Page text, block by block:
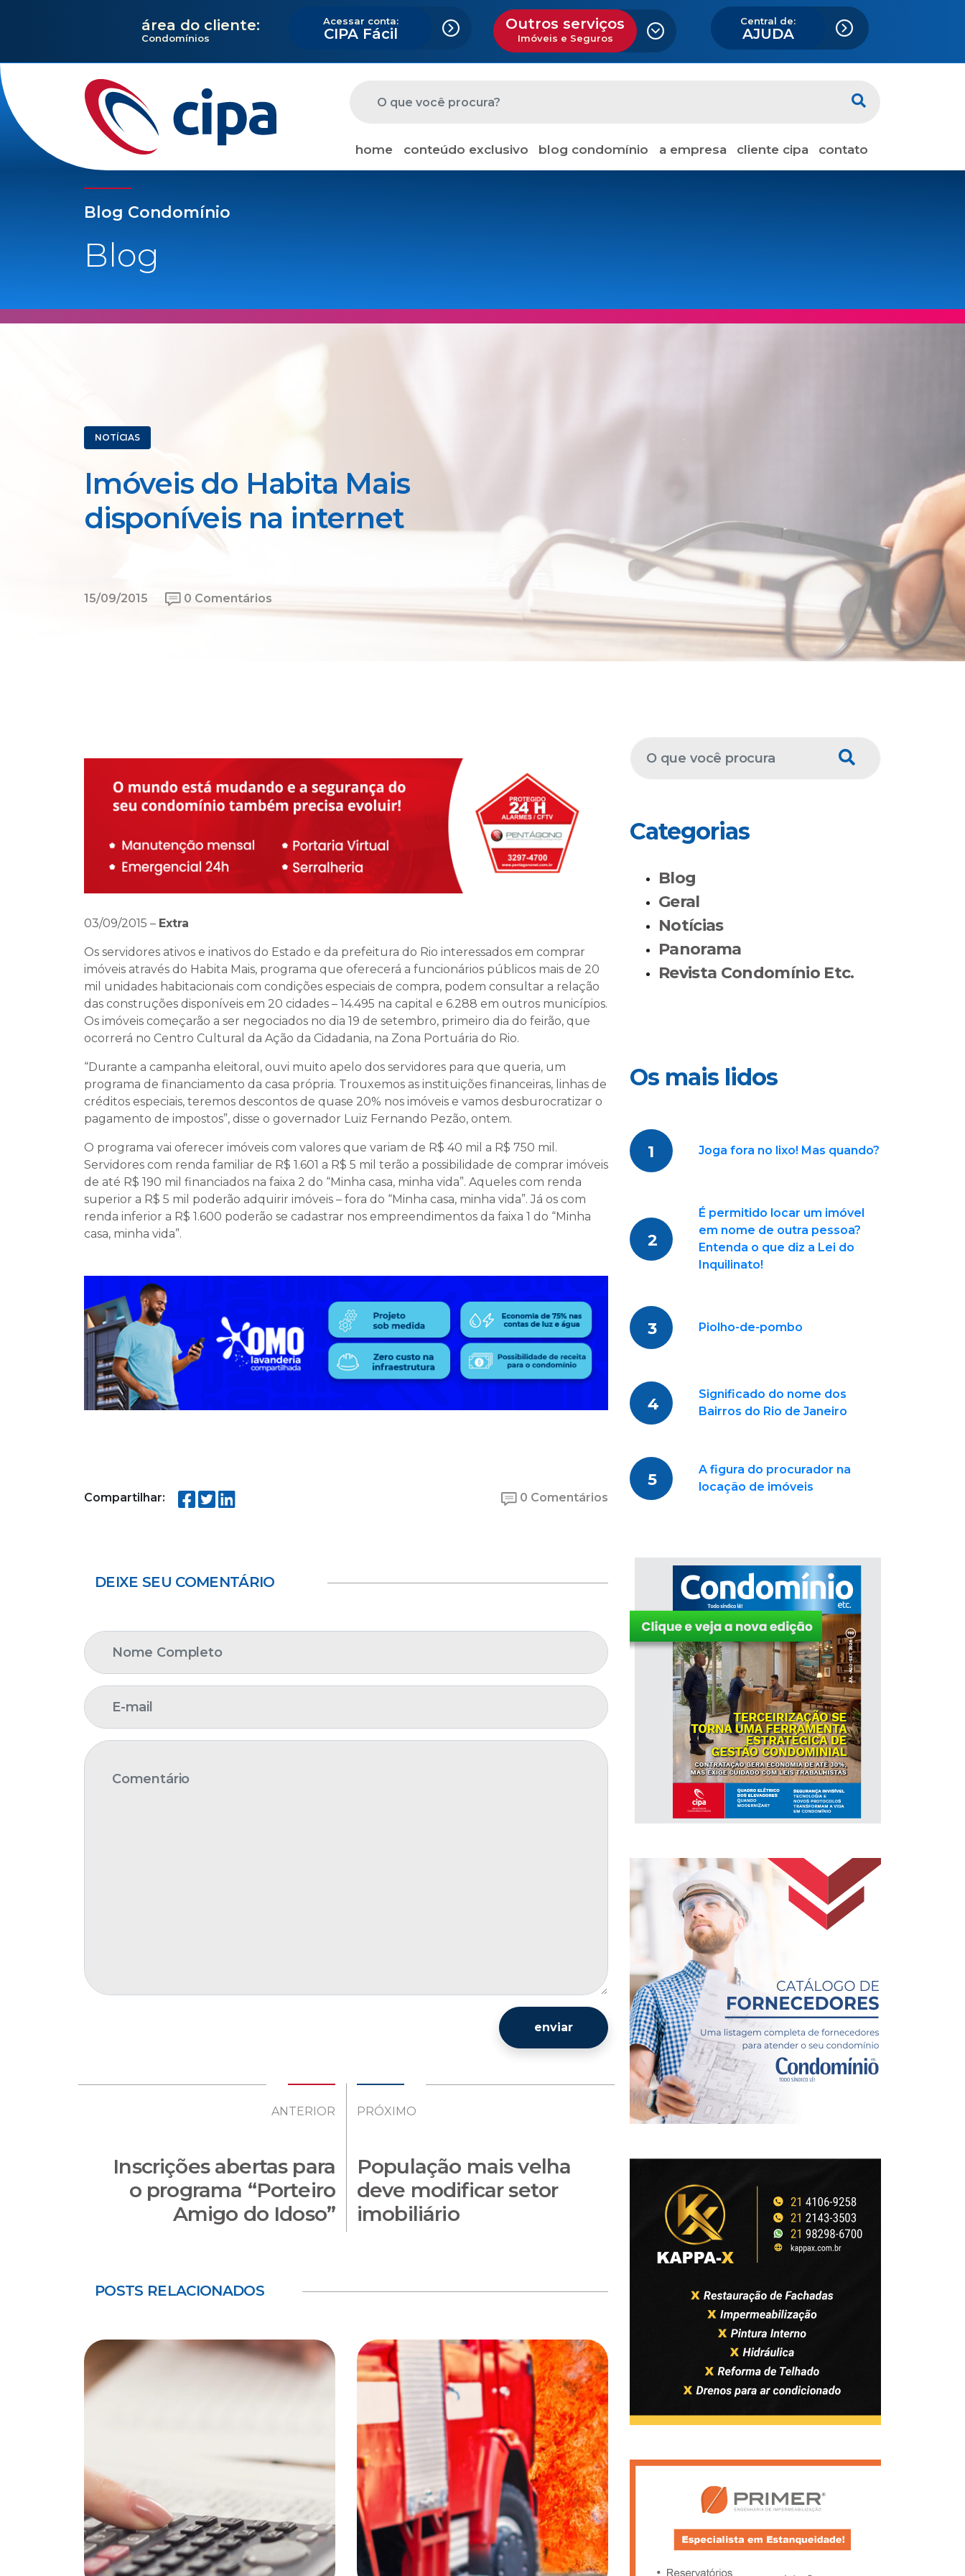
área do cliente:
Condomínios
Acessar conta:
CIPA Fácil
Outros serviços
Imóveis e Seguros
Central de:
AJUDA
home conteúdo exclusivo blog condomínio a empresa cliente cipa contato
Blog Condomínio
Blog
NOTÍCIAS
Imóveis do Habita Mais
disponíveis na internet
15/09/2015 0 Comentários
03/09/2015 – Extra
Os servidores ativos e inativos do Estado e da prefeitura do Rio interessados em comprar
imóveis através do Habita Mais, programa que oferecerá a funcionários públicos mais de 20
mil unidades habitacionais com condições especiais de compra, podem consultar a relação
das construções disponíveis em 20 cidades – 14.495 na capital e 6.288 em outros municípios.
Os imóveis começarão a ser negociados no dia 19 de setembro, primeiro dia do feirão, que
ocorrerá no Centro Cultural da Ação da Cidadania, na Zona Portuária do Rio.
“Durante a campanha eleitoral, ouvi muito apelo dos servidores para que queria, um
programa de financiamento da casa própria. Trouxemos as instituições financeiras, linhas de
créditos especiais, teremos descontos de quase 20% nos imóveis e vamos desburocratizar o
pagamento de impostos”, disse o governador Luiz Fernando Pezão, ontem.
O programa vai oferecer imóveis com valores que variam de R$ 40 mil a R$ 750 mil.
Servidores com renda familiar de R$ 1.601 a R$ 5 mil terão a possibilidade de comprar imóveis
de até R$ 190 mil financiados na faixa 2 do “Minha casa, minha vida”. Aqueles com renda
superior a R$ 5 mil poderão adquirir imóveis – fora do “Minha casa, minha vida”. Já os com
renda inferior a R$ 1.600 poderão se cadastrar nos empreendimentos da faixa 1 do “Minha
casa, minha vida”.
Compartilhar: 0 Comentários
DEIXE SEU COMENTÁRIO
enviar
ANTERIOR
Inscrições abertas para
o programa “Porteiro
Amigo do Idoso”
PRÓXIMO
População mais velha
deve modificar setor
imobiliário
POSTS RELACIONADOS
Categorias
Blog
Geral
Notícias
Panorama
Revista Condomínio Etc.
Os mais lidos
1 Joga fora no lixo! Mas quando?
2
É permitido locar um imóvel
em nome de outra pessoa?
Entenda o que diz a Lei do
Inquilinato!
3 Piolho-de-pombo
4
Significado do nome dos
Bairros do Rio de Janeiro
5
A figura do procurador na
locação de imóveis